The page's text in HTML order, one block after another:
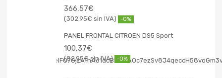
366,57€
302,95€ -0%
PANEL FRONTAL CITROEN DS5 Sport
100,37€
82,95€ -0%